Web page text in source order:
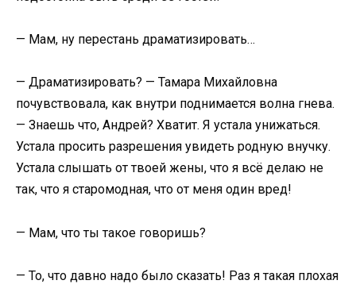
— Мам, ну перестань драматизировать…
— Драматизировать? — Тамара Михайловна
почувствовала, как внутри поднимается волна гнева.
— Знаешь что, Андрей? Хватит. Я устала унижаться.
Устала просить разрешения увидеть родную внучку.
Устала слышать от твоей жены, что я всё делаю не
так, что я старомодная, что от меня один вред!
— Мам, что ты такое говоришь?
— То, что давно надо было сказать! Раз я такая плохая